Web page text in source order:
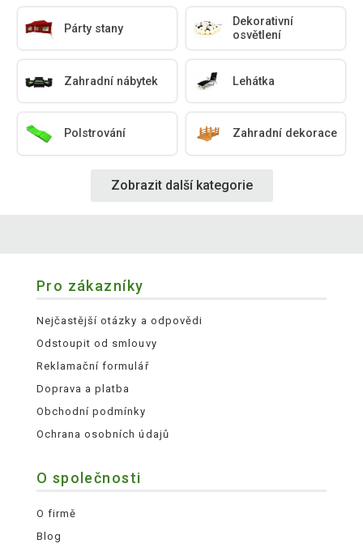
Párty stany
Dekorativní
osvětlení
Zahradní nábytek Lehátka
Polstrování Zahradní dekorace
Zobrazit další kategorie
Pro zákazníky
Nejčastější otázky a odpovědi
Odstoupit od smlouvy
Reklamační formulář
Doprava a platba
Obchodní podmínky
Ochrana osobních údajů
O společnosti
O firmě
Blog